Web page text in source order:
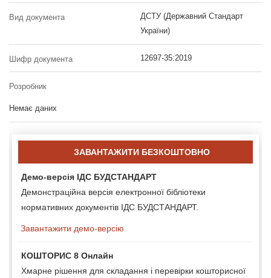
Вид документа
ДСТУ (Державний Стандарт
України)
Шифр документа 12697-35:2019
Розробник
Немає даних
ЗАВАНТАЖИТИ БЕЗКОШТОВНО
Демо-версія ІДС БУДСТАНДАРТ
Демонстраційна версія електронної бібліотеки
нормативних документів ІДС БУДСТАНДАРТ.
Завантажити демо-версію
КОШТОРИС 8 Онлайн
Хмарне рішення для складання і перевірки кошторисної